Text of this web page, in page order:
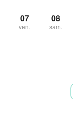
07
ven.
08
sam.